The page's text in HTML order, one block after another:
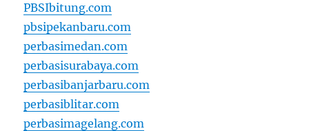
PBSIbitung.com
pbsipekanbaru.com
perbasimedan.com
perbasisurabaya.com
perbasibanjarbaru.com
perbasiblitar.com
perbasimagelang.com